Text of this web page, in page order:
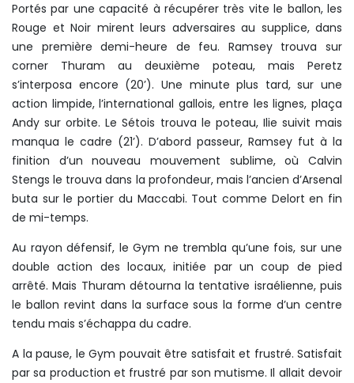
Portés par une capacité à récupérer très vite le ballon, les
Rouge et Noir mirent leurs adversaires au supplice, dans
une première demi-heure de feu. Ramsey trouva sur
corner Thuram au deuxième poteau, mais Peretz
s’interposa encore (20’). Une minute plus tard, sur une
action limpide, l’international gallois, entre les lignes, plaça
Andy sur orbite. Le Sétois trouva le poteau, Ilie suivit mais
manqua le cadre (21’). D’abord passeur, Ramsey fut à la
finition d’un nouveau mouvement sublime, où Calvin
Stengs le trouva dans la profondeur, mais l’ancien d’Arsenal
buta sur le portier du Maccabi. Tout comme Delort en fin
de mi-temps.
Au rayon défensif, le Gym ne trembla qu’une fois, sur une
double action des locaux, initiée par un coup de pied
arrêté. Mais Thuram détourna la tentative israélienne, puis
le ballon revint dans la surface sous la forme d’un centre
tendu mais s’échappa du cadre.
A la pause, le Gym pouvait être satisfait et frustré. Satisfait
par sa production et frustré par son mutisme. Il allait devoir